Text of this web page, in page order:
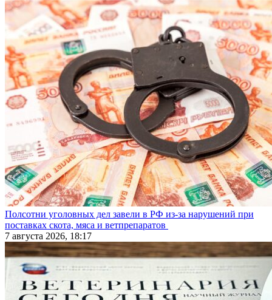
Полсотни уголовных дел завели в РФ из-за нарушений при
поставках скота, мяса и ветпрепаратов
7 августа 2026, 18:17